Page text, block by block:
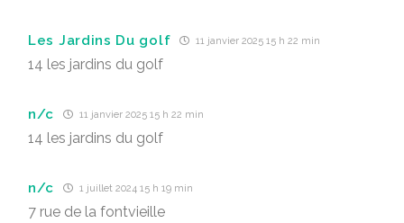
Les Jardins Du golf 11 janvier 2025 15 h 22 min
14 les jardins du golf
n/c 11 janvier 2025 15 h 22 min
14 les jardins du golf
n/c 1 juillet 2024 15 h 19 min
7 rue de la fontvieille